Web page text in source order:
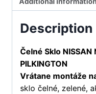
Description
Čelné Sklo NISSAN
PILKINGTON
Vrátane montáže
sklo čelné, zelené,